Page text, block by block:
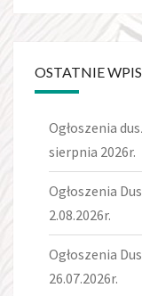
OSTATNIE
Ogłoszenia
sierpnia 2026r.
Ogłoszenia
2.08.2026r.
Ogłoszenia
26.07.2026r.